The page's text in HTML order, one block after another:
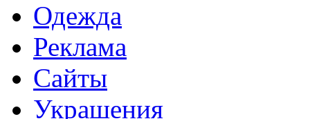
Одежда
Реклама
Сайты
Украшения